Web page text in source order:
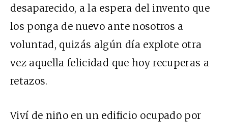
desaparecido, a la espera del invento que
los ponga de nuevo ante nosotros a
voluntad, quizás algún día explote otra
vez aquella felicidad que hoy recuperas a
retazos.
Viví de niño en un edificio ocupado por